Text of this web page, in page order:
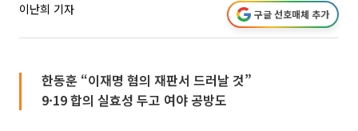
이난희 기자 구글 선호매체 추가
한동훈 “이재명 혐의 재판서 드러날 것”
9·19 합의 실효성 두고 여야 공방도